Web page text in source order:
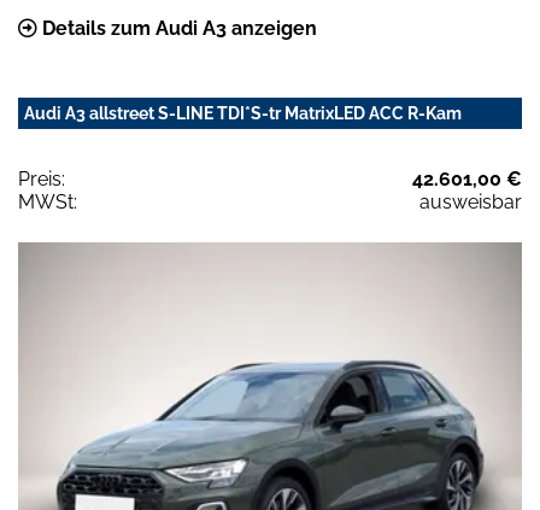
Details zum Audi A3 anzeigen
Audi A3 allstreet S-LINE TDI*S-tr MatrixLED ACC R-Kam
Preis:
42.601,00 €
MWSt:
ausweisbar